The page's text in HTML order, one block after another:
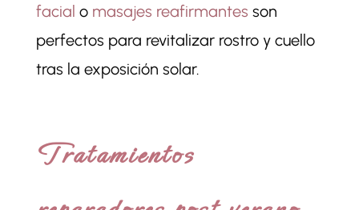
facial o masajes reafirmantes son
perfectos para revitalizar rostro y cuello
tras la exposición solar.
Tratamientos